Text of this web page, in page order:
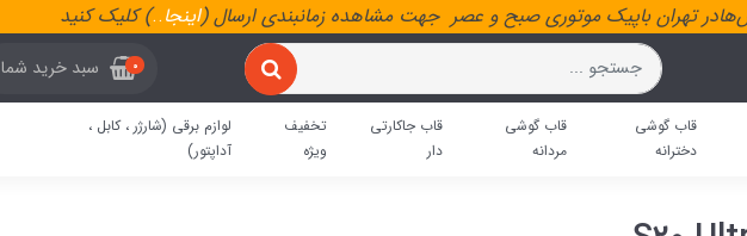
تهران باپیک موتوری صبح و عصر جهت مشاهده زمانبندی ارسال (اینجا..) کلیک کنید
0 سبد خرید شما
قاب گوشی
دخترانه
قاب گوشی
مردانه
قاب جاکارتی
دار
تخفیف
ویژه
لوازم برقی (شارژر ، کابل ،
آداپتور)